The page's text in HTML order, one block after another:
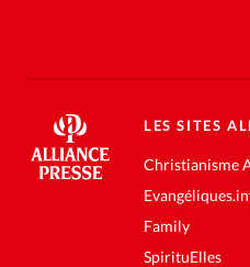
LES SITES
Christianisme
Family
SpirituElles